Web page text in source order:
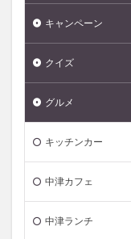
キャンペーン
クイズ
グルメ
キッチンカー
中津カフェ
中津ランチ